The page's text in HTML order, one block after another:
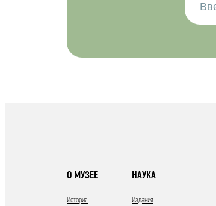
О МУЗЕЕ
История
НАУКА
Издания